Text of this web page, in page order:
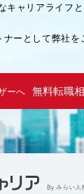
キャリアライフ
ーとして弊社を
ーへ 無料転職